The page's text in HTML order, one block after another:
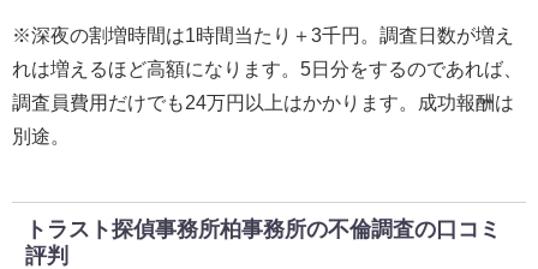
※深夜の割増時間は1時間当たり＋3千円。調査日数が増え
れは増えるほど高額になります。5日分をするのであれば、
調査員費用だけでも24万円以上はかかります。成功報酬は
別途。
トラスト探偵事務所柏事務所の不倫調査の口コミ
評判